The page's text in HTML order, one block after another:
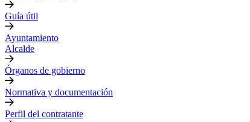
Guía útil
Ayuntamiento
Alcalde
Órganos de gobierno
Normativa y documentación
Perfil del contratante